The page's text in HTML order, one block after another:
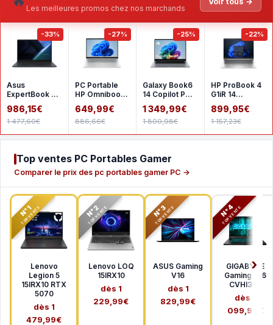
Les meilleures promos chez nos marchands
-33%
Asus
ExpertBook B1
B1503CVA-
S77025X
986,15€
1 477,60€
-27%
PC Portable
HP Omnibook
3 17-
dp0049nfx -
Windows 11 - 1
649,99€
886,66€
-25%
Galaxy Book6
14 Copilot PC
Intel Core Ultra
7 16 Go RAM
1 349,99€
1 800,98€
-22%
HP ProBook 4
G1iR 14
CH7A3AT
899,95€
1 157,23€
Top ventes PC Portables Gamer
Comparer le prix des pc portables gamer PC →
N°1
TOP VENTE
Lenovo
Legion 5
15IRX10 RTX
5070
dès 1
479,99€
N°2
TOP VENTE
Lenovo LOQ
15IRX10
dès 1
229,99€
N°3
TOP VENTE
ASUS Gaming
V16
dès 1
829,99€
N°4
TOP VENTE
GIGABYTE
Gaming A16
CVHI3FR
dès 1
099,99€